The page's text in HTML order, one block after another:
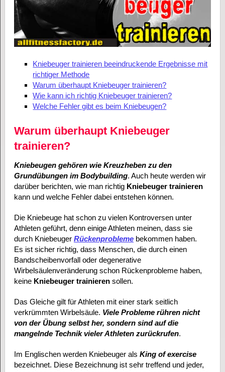
Kniebeuger trainieren beeindruckende Ergebnisse mit
richtiger Methode
Warum überhaupt Kniebeuger trainieren?
Wie kann ich richtig Kniebeuger trainieren?
Welche Fehler gibt es beim Kniebeugen?
Warum überhaupt Kniebeuger
trainieren?
Kniebeugen gehören wie Kreuzheben zu den
Grundübungen im Bodybuilding. Auch heute werden wir
darüber berichten, wie man richtig Kniebeuger trainieren
kann und welche Fehler dabei entstehen können.
Die Kniebeuge hat schon zu vielen Kontroversen unter
Athleten geführt, denn einige Athleten meinen, dass sie
durch Kniebeuger Rückenproblemebekommen haben.
Es ist sicher richtig, dass Menschen, die durch einen
Bandscheibenvorfall oder degenerative
Wirbelsäulenveränderung schon Rückenprobleme haben,
keine Kniebeuger trainierensollen.
Das Gleiche gilt für Athleten mit einer stark seitlich
verkrümmten Wirbelsäule. Viele Probleme rühren nicht
von der Übung selbst her, sondern sind auf die
mangelnde Technik vieler Athleten zurückrufen.
Im Englischen werden Kniebeuger als King of exercise
bezeichnet. Diese Bezeichnung ist sehr treffend und jeder,